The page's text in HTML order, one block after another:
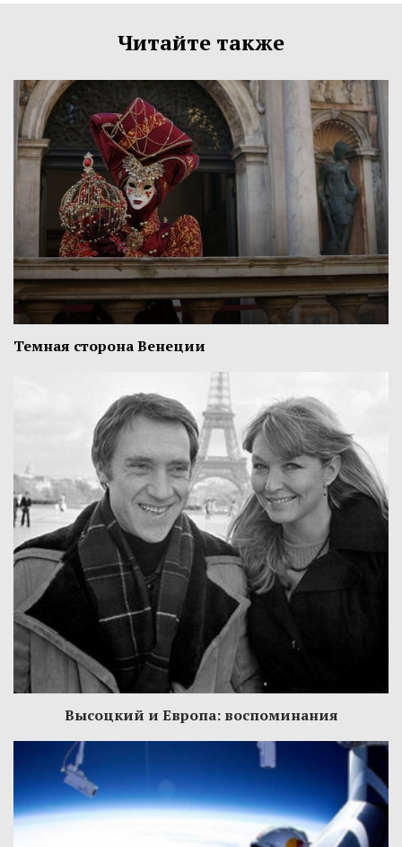
Читайте также
Темная сторона Венеции
Высоцкий и Европа: воспоминания